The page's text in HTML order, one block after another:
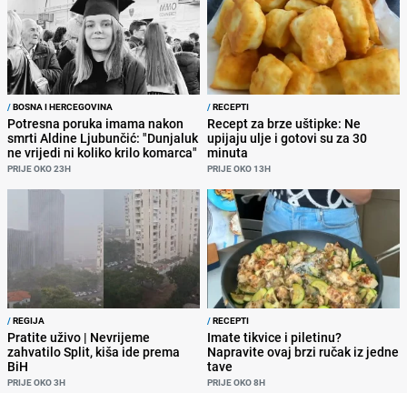
/BOSNA I HERCEGOVINA
Potresna poruka imama nakon
smrti Aldine Ljubunčić: "Dunjaluk
ne vrijedi ni koliko krilo komarca"
PRIJE OKO 23H
/RECEPTI
Recept za brze uštipke: Ne
upijaju ulje i gotovi su za 30
minuta
PRIJE OKO 13H
/REGIJA
Pratite uživo | Nevrijeme
zahvatilo Split, kiša ide prema
BiH
PRIJE OKO 3H
/RECEPTI
Imate tikvice i piletinu?
Napravite ovaj brzi ručak iz jedne
tave
PRIJE OKO 8H